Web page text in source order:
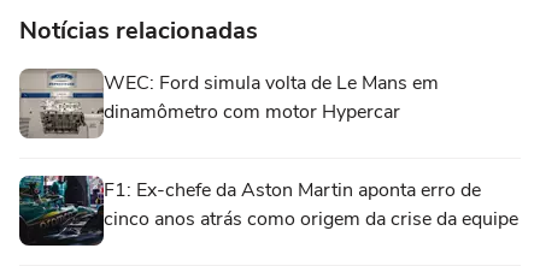
Notícias relacionadas
WEC: Ford simula volta de Le Mans em
dinamômetro com motor Hypercar
F1: Ex-chefe da Aston Martin aponta erro de
cinco anos atrás como origem da crise da equipe